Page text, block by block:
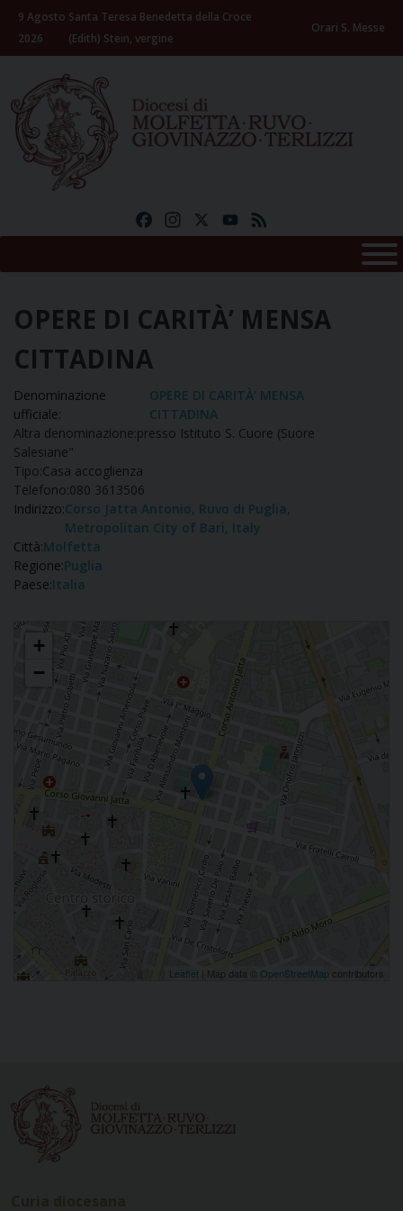
Skip
content
9 Agosto
2026
Santa Teresa Benedetta della Croce
(Edith) Stein, vergine
Orari S. Messe
FacebookInstagramYouTube
OPERE DI CARITÀ’ MENSA
CITTADINA
Denominazione
ufficiale:
OPERE DI CARITÀ' MENSA
CITTADINA
Altra denominazione:presso Istituto S. Cuore (Suore
Salesiane"
Tipo:Casa accoglienza
Telefono:080 3613506
Indirizzo:Corso Jatta Antonio, Ruvo di Puglia,
Metropolitan City of Bari, Italy
Città:Molfetta
Regione:Puglia
Paese:Italia
OPERE DI CARITÀ' MENSA CITTADINA
+
−
Leaflet | Map data © OpenStreetMap contributors